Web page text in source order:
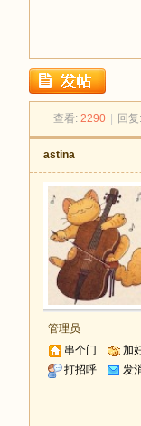
足
查看: 2290 回复:
astina
管理员
串个门
加
打招呼
发